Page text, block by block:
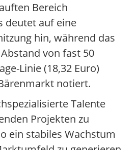
Bereich
deutet auf eine
hin, während das
von fast 50
Linie (18,32 Euro)
notiert.
Talente
Projekten zu
ein stabiles Wachstum